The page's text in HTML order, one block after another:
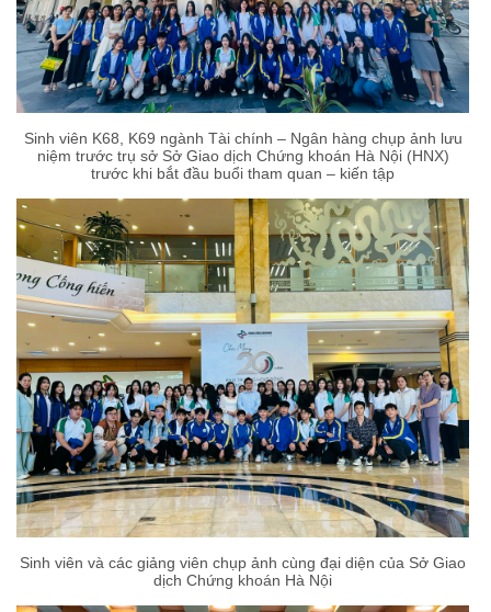
Sinh viên K68, K69 ngành Tài chính – Ngân hàng chụp ảnh lưu
niệm trước trụ sở Sở Giao dịch Chứng khoán Hà Nội (HNX)
trước khi bắt đầu buổi tham quan – kiến tập
Sinh viên và các giảng viên chụp ảnh cùng đại diện của Sở Giao
dịch Chứng khoán Hà Nội